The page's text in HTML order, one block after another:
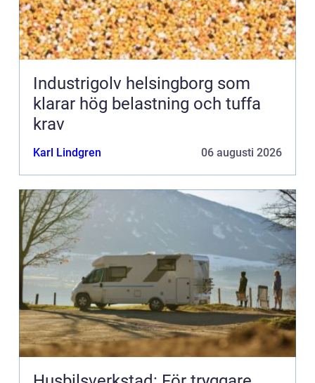
Industrigolv helsingborg som
klarar hög belastning och tuffa
krav
Karl Lindgren 06 augusti 2026